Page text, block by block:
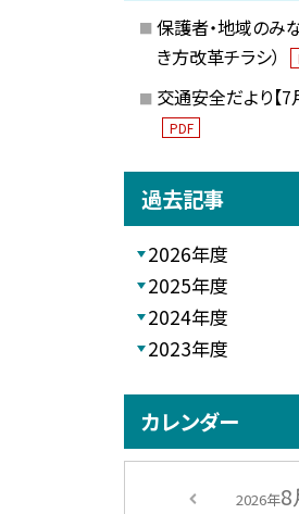
保護者・地域のみ
き方改革チラシ）
交通安全だより【7
PDF
過去記事
2026年度
2025年度
2024年度
2023年度
カレンダー
2026年8